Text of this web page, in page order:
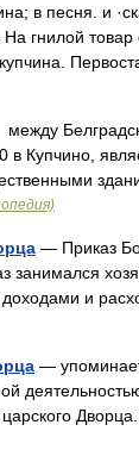
в песня. и
гнилой товар
Купчино,
— Приказ
занимался
доходами и
—